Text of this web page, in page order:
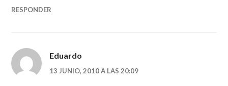
RESPONDER
Eduardo
13 JUNIO, 2010 A LAS 20:09